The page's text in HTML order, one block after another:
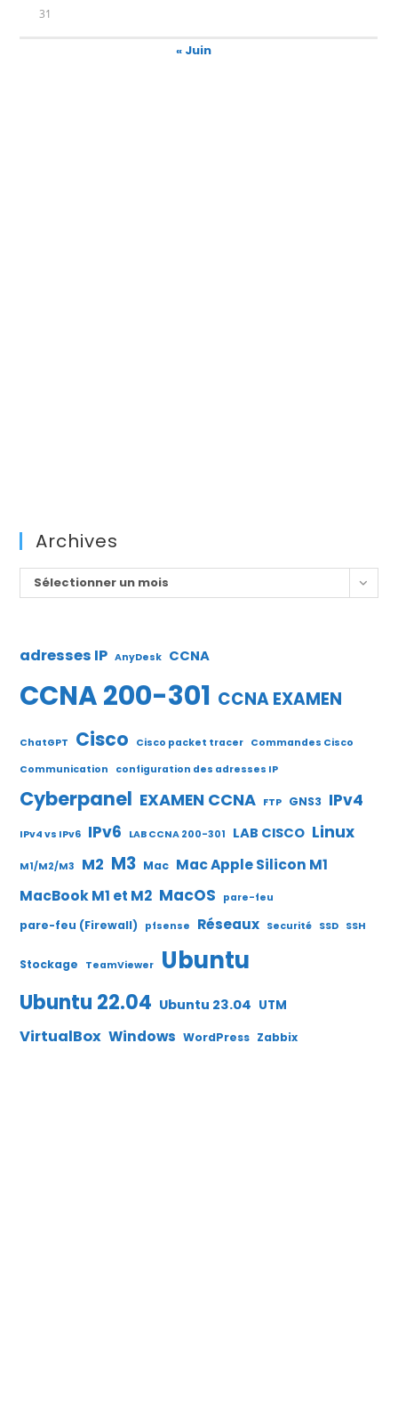
31
« Juin
Archives
Archives
Sélectionner un mois
adresses IP AnyDesk CCNA
CCNA 200-301 CCNA EXAMEN
ChatGPT Cisco Cisco packet tracer Commandes Cisco
Communication
configuration des adresses IP
Cyberpanel EXAMEN CCNA FTP GNS3 IPv4
IPv4 vs IPv6 IPv6 LAB CCNA 200-301 LAB CISCO Linux
M1/M2/M3 M2 M3 Mac Mac Apple Silicon M1
MacBook M1 et M2 MacOS pare-feu
pare-feu (Firewall) pfsense Réseaux Securité SSD SSH
Stockage TeamViewer Ubuntu
Ubuntu 22.04 Ubuntu 23.04 UTM
VirtualBox Windows WordPress Zabbix